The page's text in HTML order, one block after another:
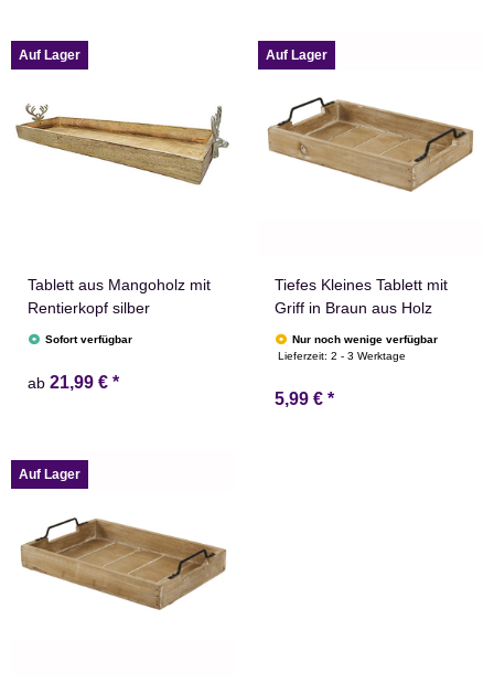
Auf Lager
Tablett aus Mangoholz mit
Rentierkopf silber
Sofort verfügbar
ab 21,99 € *
Auf Lager
Tiefes Kleines Tablett mit
Griff in Braun aus Holz
Nur noch wenige verfügbar
Lieferzeit:2 - 3 Werktage
5,99 € *
Auf Lager